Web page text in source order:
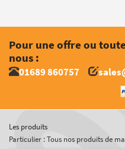
Pour une offre ou
nous :
01689 860757
Les produits
Particulier : Tous nos produits de